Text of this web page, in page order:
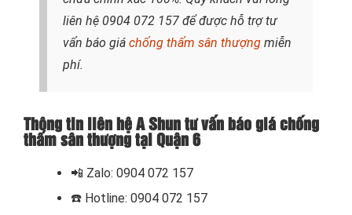
liên hệ 0904 072 157 để được hỗ trợ tư
vấn báo giá chống thấm sân thượng miễn
phí.
Thông tin liên hệ A Shun tư vấn báo giá chống
thấm sân thượng tại Quận 6
📲 Zalo: 0904 072 157
☎️ Hotline: 0904 072 157